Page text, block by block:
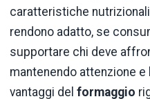
caratteristiche
rendono adatto, se
supportare chi deve
mantenendo attenzione
vantaggi del formaggio